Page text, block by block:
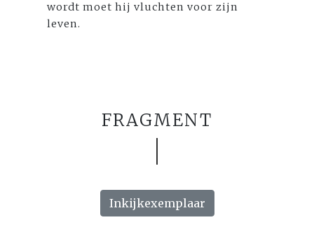
wordt moet hij vluchten voor zijn
leven.
FRAGMENT
Inkijkexemplaar